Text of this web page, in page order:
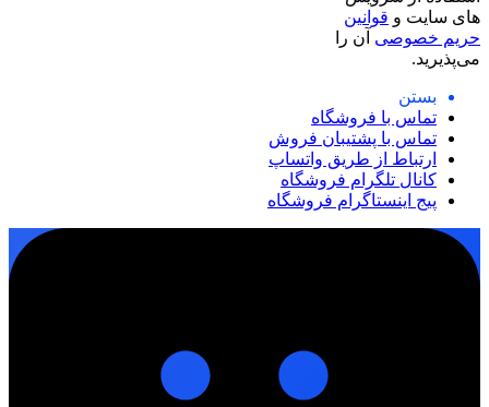
های سایت و قوانین
حریم خصوصی آن را
می‌پذیرید.
بستن
تماس با فروشگاه
تماس با پشتیبان فروش
ارتباط از طریق واتساپ
کانال تلگرام فروشگاه
پیج اینستاگرام فروشگاه